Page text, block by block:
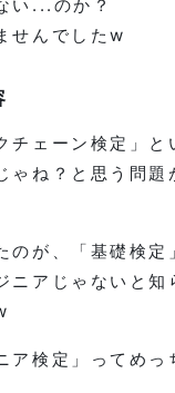
い...のか？
せんでしたw
チェーン検定」と
ゃね？と思う問題
のが、「基礎検定
ニアじゃないと知
ア検定」ってめっ